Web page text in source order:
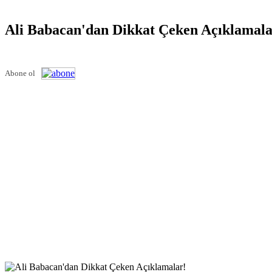
Ali Babacan'dan Dikkat Çeken
Abone ol